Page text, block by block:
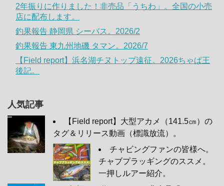
2年振りに作りました！非売品「うちわ」。全国の小売
店に配布します。
釣果報告 静岡県 シーバス。2026/2
釣果報告 東九州地磯 タマン。2026/7
【Field report】浜名湖チヌトップ遠征。2026ちゃぱ王
後記。
人気記事
【Field report】大型アカメ（141.5㎝）の
タグ＆リリース動画（標識放流）。
チャビングファンの皆様へ。
チャブプラッギングのススメ。
一押しルアー紹介。